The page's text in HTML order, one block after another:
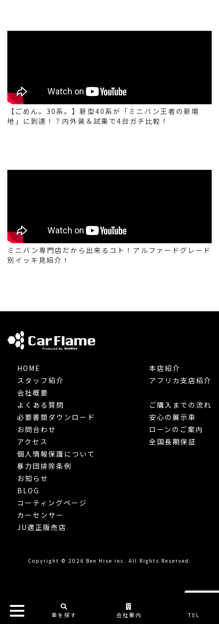
【ごめん。30系。】新型40系が「ミニバン王者の新境
地」に到達！？内外装＆試乗で4台ガチ比較！
ミニバン専門店だから出来るコト！アルファードグレード
別イッキ見紹介！
HOME
スタッフ紹介
会社概要
本店紹介
アフリカ支店紹介
よくある質問
必要書類ダウンロード
お問合わせ
アクセス
個人情報保護について
暴力団排除条例
お知らせ
BLOG
ご購入までの流れ
安心の展示車
ローンのご案内
全国長期保証
コーティングページ
カーセンサー
JU適正販売店
Copyright © 2026 Bee Hive inc. All Rights Reserved.
車を探す 会社案内 TEL